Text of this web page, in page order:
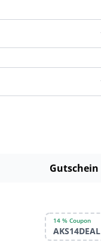
Gutschein
14 % Coupon
AKS14DEAL